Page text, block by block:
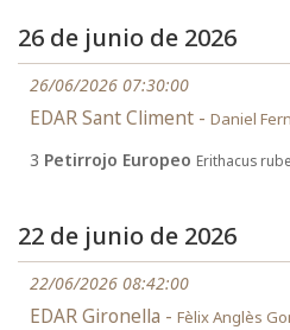
26 de junio de 2026
26/06/2026 07:30:00
EDAR Sant Climent - Daniel
3 Petirrojo Europeo Erithacus
22 de junio de 2026
22/06/2026 08:42:00
EDAR Gironella - Fèlix Anglès